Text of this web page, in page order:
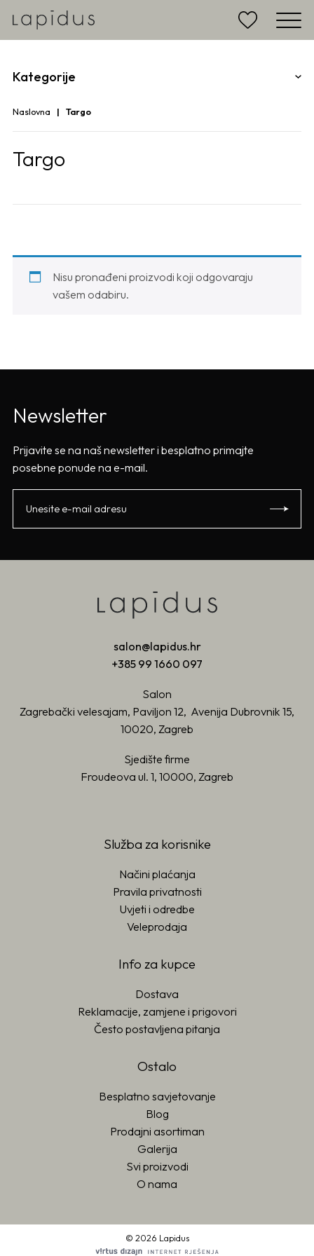
Kategorije
Naslovna Targo
Targo
Nisu pronađeni proizvodi koji odgovaraju
vašem odabiru.
Newsletter
Prijavite se na naš newsletter i besplatno primajte
posebne ponude na e-mail.
salon@lapidus.hr
+385 99 1660 097
Salon
Zagrebački velesajam, Paviljon 12, Avenija Dubrovnik 15,
10020, Zagreb
Sjedište firme
Froudeova ul. 1, 10000, Zagreb
Služba za korisnike
Načini plaćanja
Pravila privatnosti
Uvjeti i odredbe
Veleprodaja
Info za kupce
Dostava
Reklamacije, zamjene i prigovori
Često postavljena pitanja
Ostalo
Besplatno savjetovanje
Blog
Prodajni asortiman
Galerija
Svi proizvodi
O nama
© 2026 Lapidus